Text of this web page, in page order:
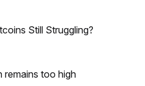
Still Struggling?
remains too high